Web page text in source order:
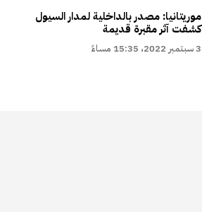
موريتانيا: مصدر بالداخلية لمدار السيول
كشفت آثر مقبرة قديمة
3 سبتمبر 2022، 15:35 مساءً